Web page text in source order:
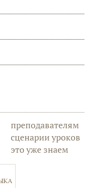
преподавателям
сценарии уроков
это уже знаем